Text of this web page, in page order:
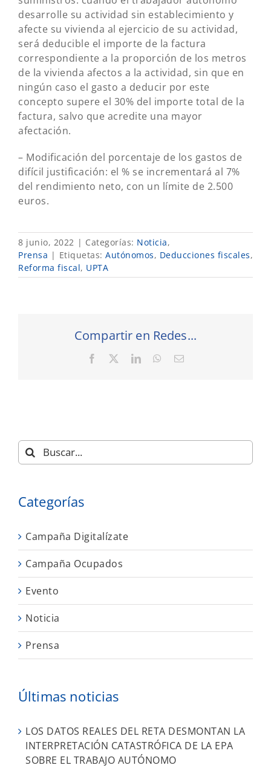
desarrolle su actividad sin establecimiento y
afecte su vivienda al ejercicio de su actividad,
será deducible el importe de la factura
correspondiente a la proporción de los metros
de la vivienda afectos a la actividad, sin que en
ningún caso el gasto a deducir por este
concepto supere el 30% del importe total de la
factura, salvo que acredite una mayor
afectación.
– Modificación del porcentaje de los gastos de
difícil justificación: el % se incrementará al 7%
del rendimiento neto, con un límite de 2.500
euros.
8 junio, 2022 | Categorías: Noticia,
Prensa | Etiquetas: Autónomos, Deducciones fiscales,
Reforma fiscal, UPTA
Compartir en Redes...
Facebook LinkedInWhatsApp
Correo
Buscar:
Categorías
Campaña Digitalízate
Campaña Ocupados
Evento
Noticia
Prensa
Últimas noticias
LOS DATOS REALES DEL RETA DESMONTAN LA
INTERPRETACIÓN CATASTRÓFICA DE LA EPA
SOBRE EL TRABAJO AUTÓNOMO